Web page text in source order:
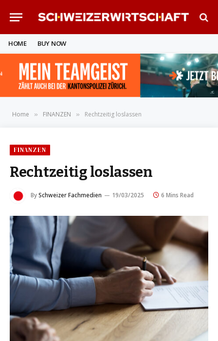
HOME BUY NOW
Home » FINANZEN » Rechtzeitig loslassen
FINANZEN
Rechtzeitig loslassen
BySchweizer Fachmedien 19/03/2025 6 Mins Read